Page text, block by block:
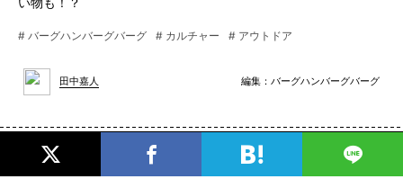
# バーグハンバーグバーグ # カルチャー # アウトドア
田中嘉人 編集： バーグハンバーグバーグ